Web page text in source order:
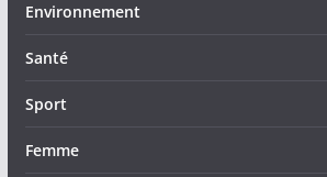
Environnement
Santé
Sport
Femme